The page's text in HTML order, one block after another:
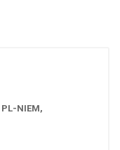
PL-NIEM,